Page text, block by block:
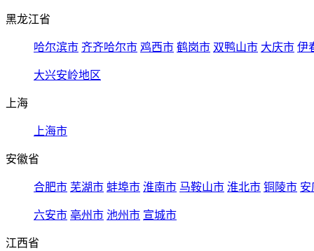
黑龙江省
哈尔滨市 齐齐哈尔市 鸡西市 鹤岗市 双鸭山市 大庆市 伊
大兴安岭地区
上海
上海市
安徽省
合肥市 芜湖市 蚌埠市 淮南市 马鞍山市 淮北市 铜陵市 安
六安市 亳州市 池州市 宣城市
江西省